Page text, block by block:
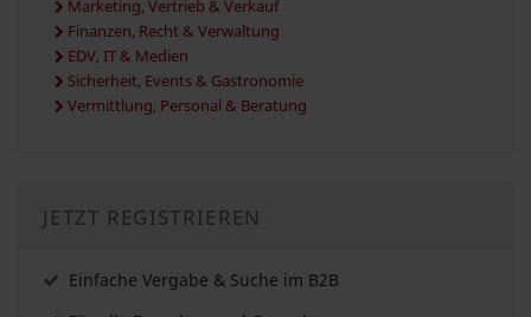
Marketing, Vertrieb & Verkauf
Finanzen, Recht & Verwaltung
EDV, IT & Medien
Sicherheit, Events & Gastronomie
Vermittlung, Personal & Beratung
JETZT REGISTRIEREN
Einfache Vergabe & Suche im B2B